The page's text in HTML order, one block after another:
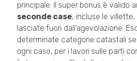
principale: Il super bonus è valido
seconde case, incluse le
lasciate fuori dall’agevolazione.
determinate categorie catastali
ogni caso, per i lavori sulle parti